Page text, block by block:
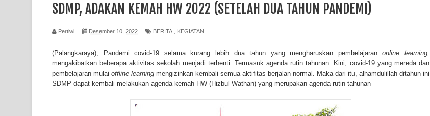
SDMP, ADAKAN KEMAH HW 2022 (SETELAH DUA TAHUN PANDEMI)
Pertiwi Desember 10, 2022 BERITA KEGIATAN
(Palangkaraya), Pandemi covid-19 selama kurang lebih dua tahun yang mengharuskan pembelajaranonline learning,
mengakibatkan beberapa aktivitas sekolah menjadi terhenti. Termasuk agenda rutin tahunan. Kini, covid-19 yang mereda dan
pembelajaran mulai offline learning mengizinkan kembali semua aktifitas berjalan normal. Maka dari itu, alhamdulillah ditahun ini
SDMP dapat kembali melakukan agenda kemah HW (Hizbul Wathan) yang merupakan agenda rutin tahunan